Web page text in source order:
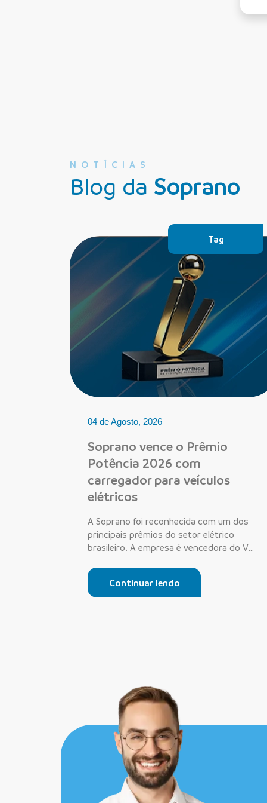
NOTÍCIAS
Blog da Soprano
Tag
04 de Agosto, 2026
Soprano vence o Prêmio
Potência 2026 com
carregador para veículos
elétricos
A Soprano foi reconhecida com um dos
principais prêmios do setor elétrico
brasileiro. A empresa é vencedora do V
Continuar lendo